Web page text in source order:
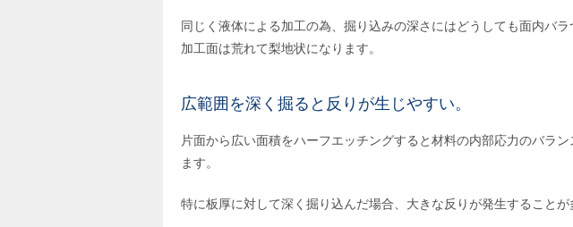
同じく液体による加工の為、掘り込みの深さにはどうしても面内バラ
加工面は荒れて梨地状になります。
広範囲を深く掘ると反りが生じやすい。
片面から広い面積をハーフエッチングすると材料の内部応力のバラ
ます。
特に板厚に対して深く掘り込んだ場合、大きな反りが発生することが